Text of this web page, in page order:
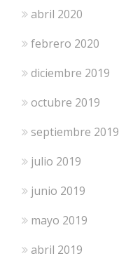
abril 2020
febrero 2020
diciembre 2019
octubre 2019
septiembre 2019
julio 2019
junio 2019
mayo 2019
abril 2019